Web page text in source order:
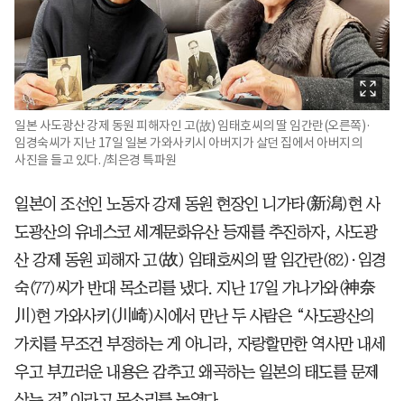
일본 사도광산 강제 동원 피해자인 고(故) 임태호씨의 딸 임간란(오른쪽)·
임경숙씨가 지난 17일 일본 가와사키시 아버지가 살던 집에서 아버지의
사진을 들고 있다. /최은경 특파원
일본이 조선인 노동자 강제 동원 현장인 니가타(新潟)현 사
도광산의 유네스코 세계문화유산 등재를 추진하자, 사도광
산 강제 동원 피해자 고(故) 임태호씨의 딸 임간란(82)·임경
숙(77)씨가 반대 목소리를 냈다. 지난 17일 가나가와(神奈
川)현 가와사키(川崎)시에서 만난 두 사람은 “사도광산의
가치를 무조건 부정하는 게 아니라, 자랑할만한 역사만 내세
우고 부끄러운 내용은 감추고 왜곡하는 일본의 태도를 문제